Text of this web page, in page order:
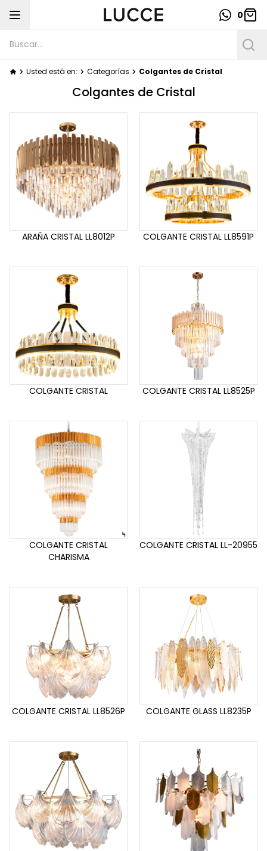
0
Usted está en: Categorías Colgantes de Cristal
Colgantes de Cristal
ARAÑA CRISTAL LL8012P COLGANTE CRISTAL LL8591P
COLGANTE CRISTAL COLGANTE CRISTAL LL8525P
COLGANTE CRISTAL
CHARISMA
COLGANTE CRISTAL LL-20955
COLGANTE CRISTAL LL8526P COLGANTE GLASS LL8235P